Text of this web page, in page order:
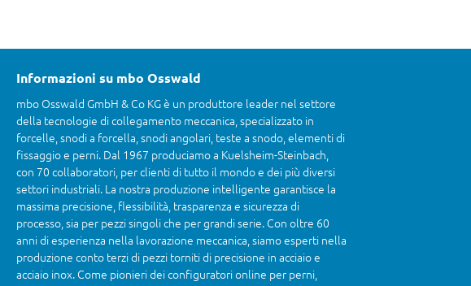
Informazioni su mbo Osswald
mbo Osswald GmbH & Co KG è un produttore leader nel settore
della tecnologie di collegamento meccanica, specializzato in
forcelle, snodi a forcella, snodi angolari, teste a snodo, elementi di
fissaggio e perni. Dal 1967 produciamo a Kuelsheim-Steinbach,
con 70 collaboratori, per clienti di tutto il mondo e dei più diversi
settori industriali. La nostra produzione intelligente garantisce la
massima precisione, flessibilità, trasparenza e sicurezza di
processo, sia per pezzi singoli che per grandi serie. Con oltre 60
anni di esperienza nella lavorazione meccanica, siamo esperti nella
produzione conto terzi di pezzi torniti di precisione in acciaio e
acciaio inox. Come pionieri dei configuratori online per perni,